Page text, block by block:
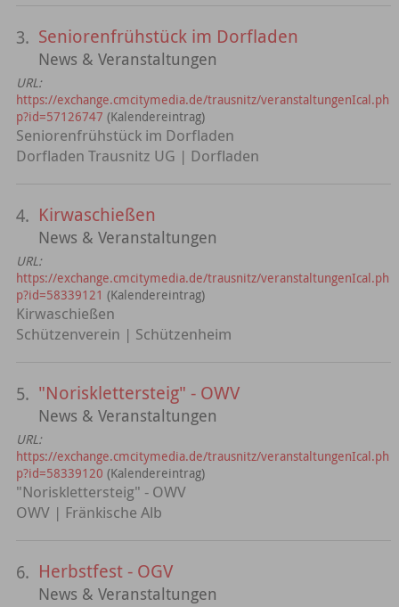
3. Seniorenfrühstück im Dorfladen
News & Veranstaltungen
URL:
https://exchange.cmcitymedia.de/trausnitz/veranstaltungenIcal.ph
p?id=57126747 (Kalendereintrag)
Seniorenfrühstück im Dorfladen
Dorfladen Trausnitz UG | Dorfladen
4. Kirwaschießen
News & Veranstaltungen
URL:
https://exchange.cmcitymedia.de/trausnitz/veranstaltungenIcal.ph
p?id=58339121 (Kalendereintrag)
Kirwaschießen
Schützenverein | Schützenheim
5. "Norisklettersteig" - OWV
News & Veranstaltungen
URL:
https://exchange.cmcitymedia.de/trausnitz/veranstaltungenIcal.ph
p?id=58339120 (Kalendereintrag)
"Norisklettersteig" - OWV
OWV | Fränkische Alb
6. Herbstfest - OGV
News & Veranstaltungen